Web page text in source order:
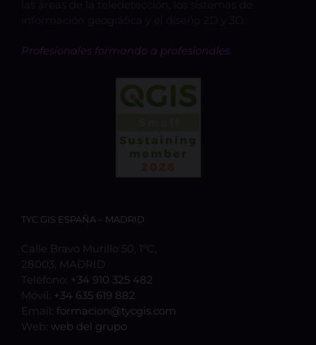
Profesionales formando a profesionales.
TYC GIS ESPAÑA – MADRID
Calle Bravo Murillo 50, 1ºC,
28003, MADRID
Teléfono: +34 910 325 482
Móvil: +34 635 619 882
Email: formacion@tycgis.com
Web: web del grupo